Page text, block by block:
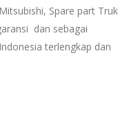
Spare part Truk
dan sebagai
terlengkap dan